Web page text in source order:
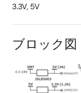
3.3V, 5V
ブロック図